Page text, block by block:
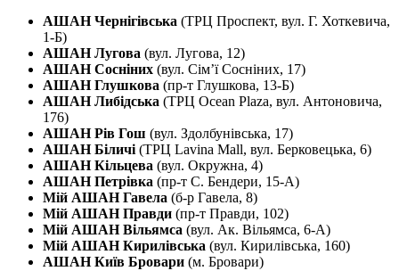
АШАН Чернігівська (ТРЦ Проспект, вул. Г. Хоткевича,
1-Б)
АШАН Лугова (вул. Лугова, 12)
АШАН Сосніних (вул. Сім’ї Сосніних, 17)
АШАН Глушкова (пр-т Глушкова, 13-Б)
АШАН Либідська (ТРЦ Ocean Plaza, вул. Антоновича,
176)
АШАН Рів Гош (вул. Здолбунівська, 17)
АШАН Біличі (ТРЦ Lavina Mall, вул. Берковецька, 6)
АШАН Кільцева (вул. Окружна, 4)
АШАН Петрівка (пр-т С. Бендери, 15-А)
Мій АШАН Гавела (б-р Гавела, 8)
Мій АШАН Правди (пр-т Правди, 102)
Мій АШАН Вільямса (вул. Ак. Вільямса, 6-А)
Мій АШАН Кирилівська (вул. Кирилівська, 160)
АШАН Київ Бровари (м. Бровари)